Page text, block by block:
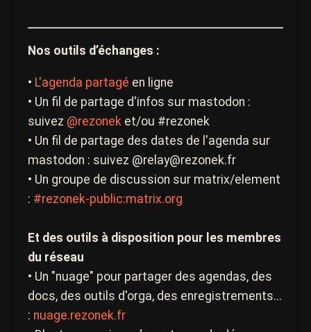
Nos outils d’échanges :
• L'agenda partagé en ligne
• Un fil de partage d'infos sur mastodon :
suivez @rezonek et/ou #rezonek
• Un fil de partage des dates de l'agenda sur
mastodon : suivez @relay@rezonek.fr
• Un groupe de discussion sur matrix/element
: #rezonek-public:matrix.org
Et des outils à disposition pour les membres
du réseau
• Un "nuage" pour partager des agendas, des
docs, des outils d'orga, des enregistrements...
: nuage.rezonek.fr